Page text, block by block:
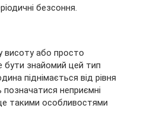
безсоння.
висоту або просто
знайомий цей тип
піднімається від рівня
неприємні
такими особливостями